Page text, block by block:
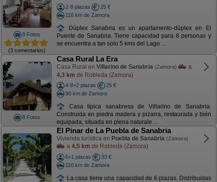
8 Fotos
(3 comentarios)
2-8 plazas
25 €
116 km de Zamora
Dúplex Sanabria es un apartamento-dúplex en El
Puente de Sanabria. Tiene capacidad para 8 personas y
se encuentra a tan solo 5 kms del Lago ...
8 Fotos
Casa Rural La Era
Casa Rural en Villarino de Sanabria (Zamora)
a
4,3 km de Robleda (Zamora)
4-8+2 plazas
25 €
90 km de Zamora
Casa típica sanabresa de Villarino de Sanabria.
Construida en piedra madera y pizarra, restaurada y bién
equipada, situada en plena naturale ...
El Pinar de La Puebla de Sanabria
Vivienda turística en Puebla de Sanabria (Zamora)
a 4,5 km de Robleda (Zamora)
6+1 plazas
33 €
110 km de Zamora
La casa tiene una capacidad de 6 plazas. Distribuidas